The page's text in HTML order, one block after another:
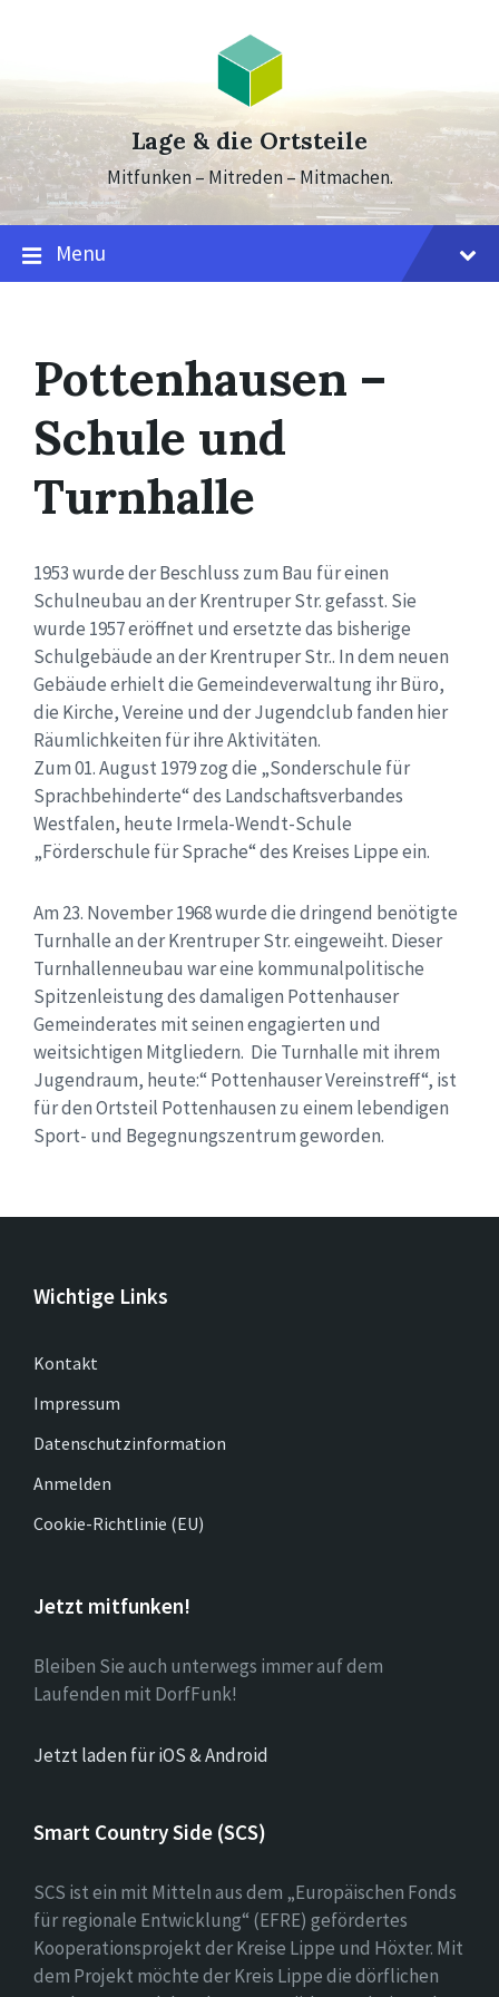
Lage & die Ortsteile
Mitfunken – Mitreden – Mitmachen.
Menu
Pottenhausen –
Schule und
Turnhalle
1953 wurde der Beschluss zum Bau für einen
Schulneubau an der Krentruper Str. gefasst. Sie
wurde 1957 eröffnet und ersetzte das bisherige
Schulgebäude an der Krentruper Str.. In dem neuen
Gebäude erhielt die Gemeindeverwaltung ihr Büro,
die Kirche, Vereine und der Jugendclub fanden hier
Räumlichkeiten für ihre Aktivitäten.
Zum 01. August 1979 zog die „Sonderschule für
Sprachbehinderte“ des Landschaftsverbandes
Westfalen, heute Irmela-Wendt-Schule
„Förderschule für Sprache“ des Kreises Lippe ein.
Am 23. November 1968 wurde die dringend benötigte
Turnhalle an der Krentruper Str. eingeweiht. Dieser
Turnhallenneubau war eine kommunalpolitische
Spitzenleistung des damaligen Pottenhauser
Gemeinderates mit seinen engagierten und
weitsichtigen Mitgliedern. Die Turnhalle mit ihrem
Jugendraum, heute:“ Pottenhauser Vereinstreff“, ist
für den Ortsteil Pottenhausen zu einem lebendigen
Sport- und Begegnungszentrum geworden.
Wichtige Links
Kontakt
Impressum
Datenschutzinformation
Anmelden
Cookie-Richtlinie (EU)
Jetzt mitfunken!
Bleiben Sie auch unterwegs immer auf dem
Laufenden mit DorfFunk!
Jetzt laden für iOS & Android
Smart Country Side (SCS)
SCS ist ein mit Mitteln aus dem „Europäischen Fonds
für regionale Entwicklung“ (EFRE) gefördertes
Kooperationsprojekt der Kreise Lippe und Höxter. Mit
dem Projekt möchte der Kreis Lippe die dörflichen